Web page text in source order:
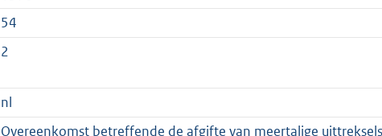
54
2
nl
Overeenkomst betreffende de afgifte van meertalige